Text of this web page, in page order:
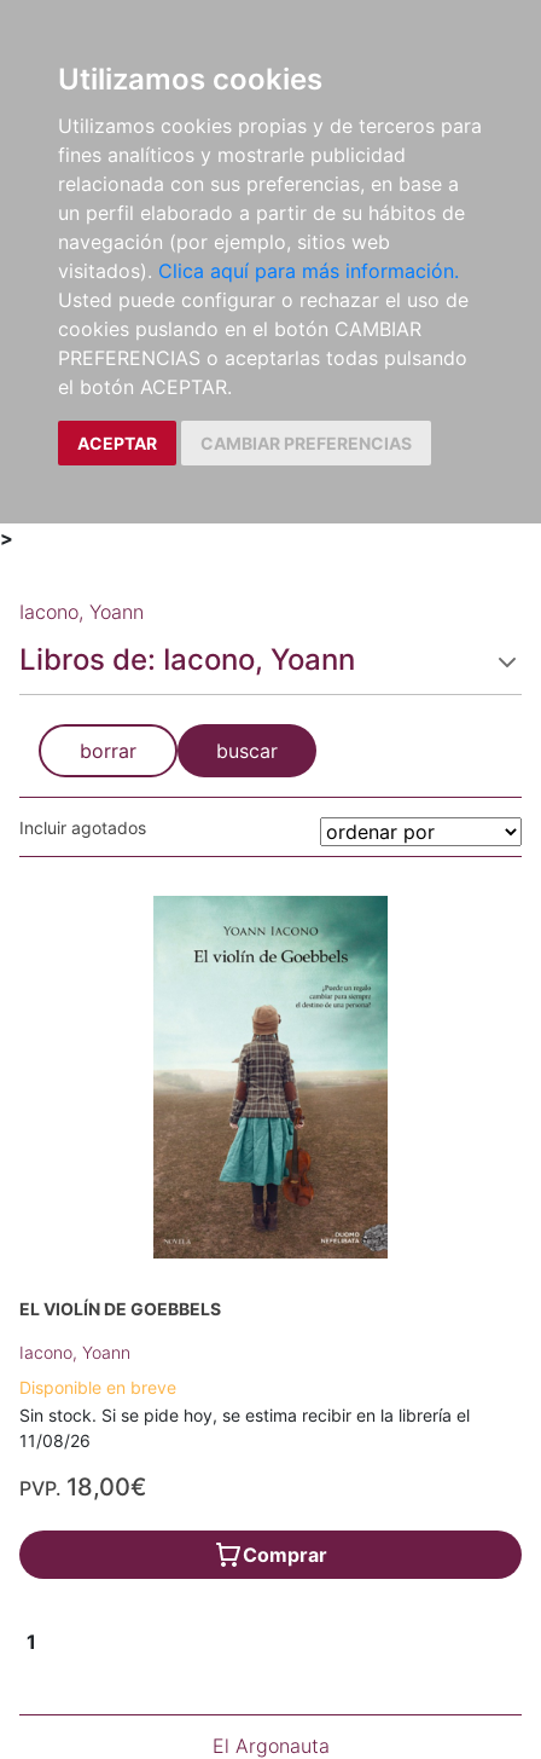
Utilizamos cookies
Utilizamos cookies propias y de terceros para
fines analíticos y mostrarle publicidad
relacionada con sus preferencias, en base a
un perfil elaborado a partir de su hábitos de
navegación (por ejemplo, sitios web
visitados). Clica aquí para más información.
Usted puede configurar o rechazar el uso de
cookies puslando en el botón CAMBIAR
PREFERENCIAS o aceptarlas todas pulsando
el botón ACEPTAR.
ACEPTAR CAMBIAR PREFERENCIAS
>
Iacono, Yoann
Libros de: Iacono, Yoann
borrar buscar
Incluir agotados
EL VIOLÍN DE GOEBBELS
Iacono, Yoann
Disponible en breve
Sin stock. Si se pide hoy, se estima recibir en la librería el
11/08/26
PVP. 18,00€
Comprar
1
El Argonauta